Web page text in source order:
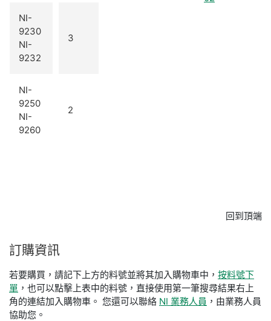
NI-
9230
NI-
9232
3
NI-
9250
NI-
9260
2
回到頂端
訂購資訊
若要購買，請記下上方的料號並將其加入購物車中， 按料號下
單 ，也可以點擊上表中的料號，直接使用第一筆搜尋結果右上
角的連結加入購物車。 您還可以聯絡 NI 業務人員 ，由業務人員
協助您。